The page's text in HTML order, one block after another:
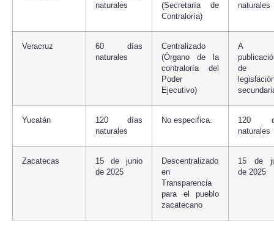
naturales
(Secretaría de
Contraloría)
naturales
Veracruz
60 días
naturales
Centralizado
(Órgano de la
contraloría del
Poder
Ejecutivo)
A
de
Yucatán
120 días
naturales
No especifica.
120
naturales
Zacatecas
15 de junio
de 2025
Descentralizado
en
Transparencia
para el pueblo
zacatecano
15 de
de 2025